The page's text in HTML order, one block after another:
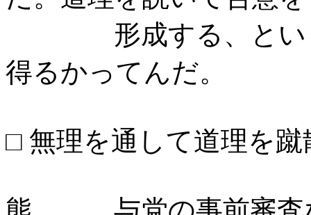
形成する、という
得るかってんだ。
□ 無理を通して道理を